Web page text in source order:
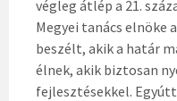
végleg átlép a 21.
Megyei tanács elnöke
beszélt, akik a határ
élnek, akik biztosan
fejlesztésekkel.